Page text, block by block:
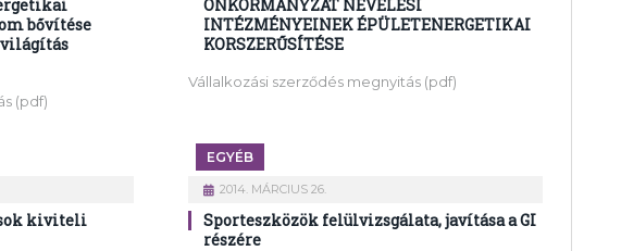
bővítése
(pdf)
ÖNKORMÁNYZAT NEVELÉSI
INTÉZMÉNYEINEK ÉPÜLETENERGETIKAI
KORSZERŰSÍTÉSE
Vállalkozási szerződés megnyitás (pdf)
kiviteli
EGYÉB
2014. MÁRCIUS 26.
Sporteszközök felülvizsgálata, javítása a GI
részére